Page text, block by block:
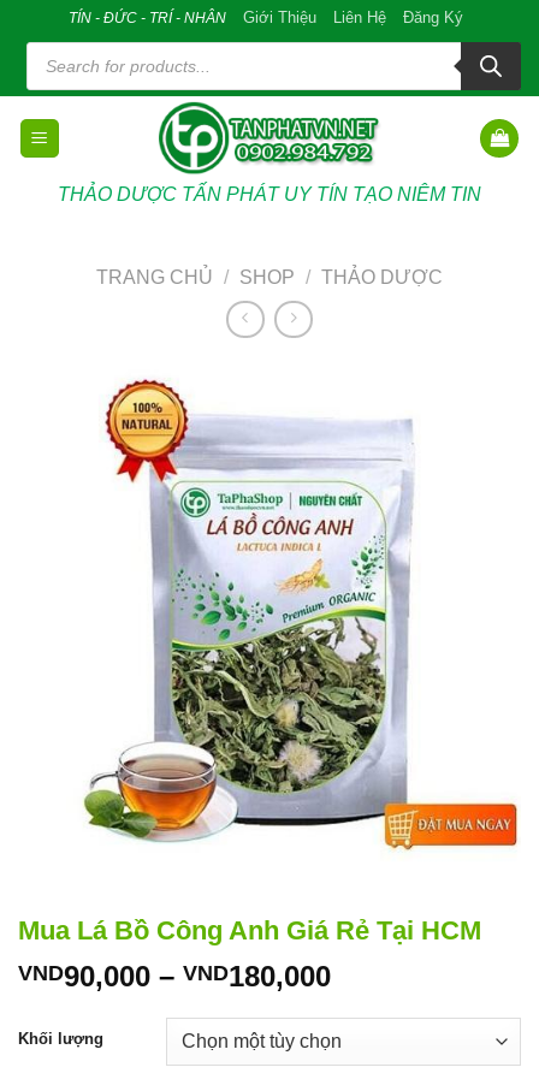
content
TÍN - ĐỨC - TRÍ - NHÂN Giới Thiệu Liên Hệ Đăng Ký
Tìm
kiếm
sản
phẩm
THẢO DƯỢC TẤN PHÁT UY TÍN TẠO NIÊM TIN
TRANG CHỦ / SHOP / THẢO DƯỢC
Mua Lá Bồ Công Anh Giá Rẻ Tại HCM
VND90,000 – VND180,000Khoảng
từ
VND90,000
Khối lượng